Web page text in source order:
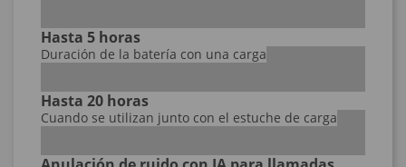
Hasta 5 horas
Duración de la batería con una carga
Hasta 20 horas
Cuando se utilizan junto con el estuche de carga